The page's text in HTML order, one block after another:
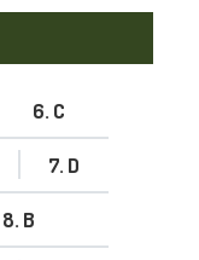
6. C
7. D
8. B